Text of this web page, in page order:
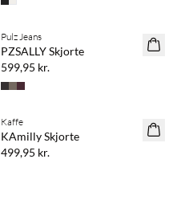
NYHED
Pulz Jeans
PZSALLY Skjorte
599,95 kr.
NYHED
Kaffe
KAmilly Skjorte
499,95 kr.